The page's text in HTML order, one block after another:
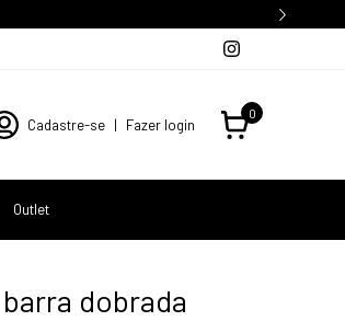
Cadastre-se | Fazer login
0
Outlet
dobrada